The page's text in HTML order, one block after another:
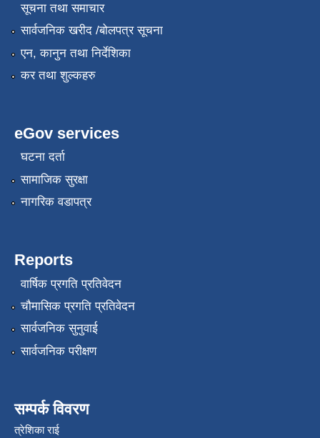
सूचना तथा समाचार
सार्वजनिक खरीद /बोलपत्र सूचना
एन, कानुन तथा निर्देशिका
कर तथा शुल्कहरु
eGov services
घटना दर्ता
सामाजिक सुरक्षा
नागरिक वडापत्र
Reports
वार्षिक प्रगति प्रतिवेदन
चौमासिक प्रगति प्रतिवेदन
सार्वजनिक सुनुवाई
सार्वजनिक परीक्षण
सम्पर्क विवरण
त्रेशिका राई